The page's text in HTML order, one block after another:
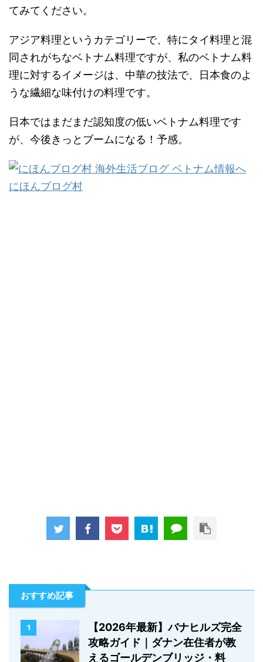
てみてください。
アジア料理というカテゴリーで、特にタイ料理と混
同されがちなベトナム料理ですが、私のベトナム料
理に対するイメージは、中華の技法で、日本食のよ
うな繊細な味付けの料理です。
日本ではまだまだ認知度の低いベトナム料理です
が、今後きっとブームになる！予感。
にほんブログ村
おすすめ記事
1
【2026年最新】バナヒルズ完全
攻略ガイド｜ダナン在住者が教
えるゴールデンブリッジ・料